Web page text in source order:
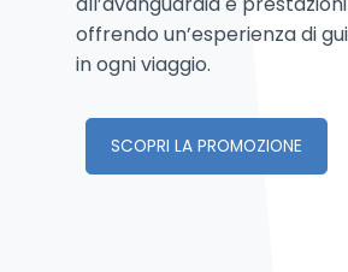
offrendo un’esperienza di
in ogni viaggio.
SCOPRI LA PROMOZIONE